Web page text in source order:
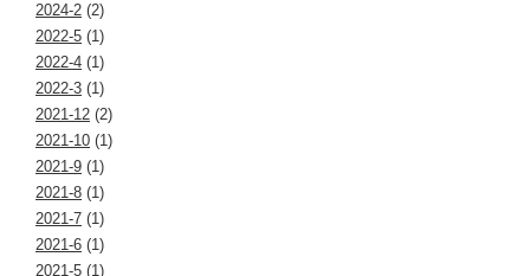
2024-2 (2)
2022-5 (1)
2022-4 (1)
2022-3 (1)
2021-12 (2)
2021-10 (1)
2021-9 (1)
2021-8 (1)
2021-7 (1)
2021-6 (1)
2021-5 (1)